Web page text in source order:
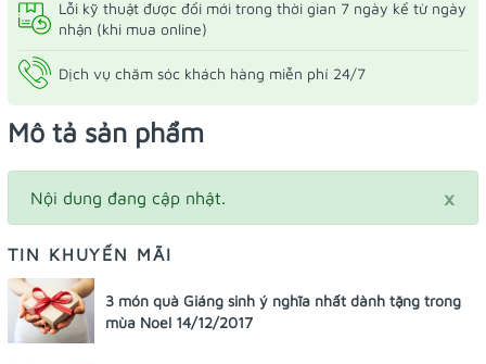
Lỗi kỹ thuật được đổi mới trong thời gian 7 ngày kể từ ngày
nhận (khi mua online)
Dịch vụ chăm sóc khách hàng miễn phí 24/7
Mô tả sản phẩm
×
Nội dung đang cập nhật.
TIN KHUYẾN MÃI
3 món quà Giáng sinh ý nghĩa nhất dành tặng trong
mùa Noel 14/12/2017